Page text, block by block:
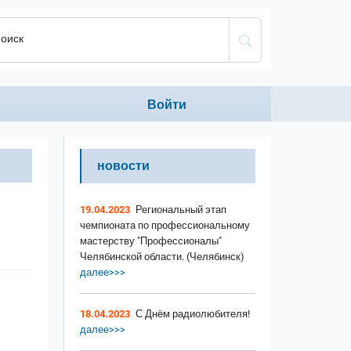
Anonumous menu
Войти
новости
19.04.2023 Региональный этап
чемпионата по профессиональному
мастерству "Профессионалы"
Челябинской области. (Челябинск)
далее>>>
18.04.2023 С Днём радиолюбителя!
далее>>>